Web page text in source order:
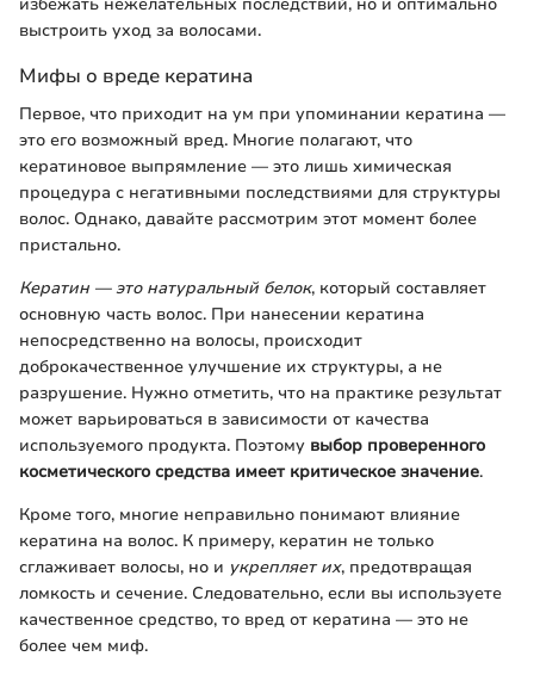
избежать нежелательных последствий, но и оптимально
выстроить уход за волосами.
Мифы о вреде кератина
Первое, что приходит на ум при упоминании кератина —
это его возможный вред. Многие полагают, что
кератиновое выпрямление — это лишь химическая
процедура с негативными последствиями для структуры
волос. Однако, давайте рассмотрим этот момент более
пристально.
Кератин — это натуральный белок, который составляет
основную часть волос. При нанесении кератина
непосредственно на волосы, происходит
доброкачественное улучшение их структуры, а не
разрушение. Нужно отметить, что на практике результат
может варьироваться в зависимости от качества
используемого продукта. Поэтому выбор проверенного
косметического средства имеет критическое значение.
Кроме того, многие неправильно понимают влияние
кератина на волос. К примеру, кератин не только
сглаживает волосы, но и укрепляет их, предотвращая
ломкость и сечение. Следовательно, если вы используете
качественное средство, то вред от кератина — это не
более чем миф.